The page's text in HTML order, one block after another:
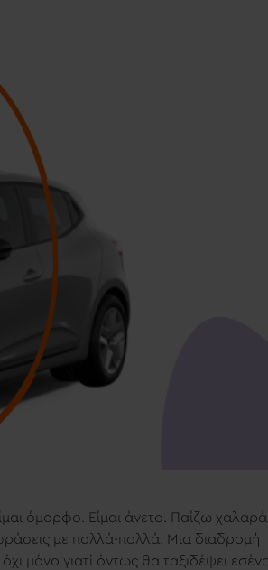
όμορφο. Είμαι άνετο. Παίζω χαλαρά
με πολλά-πολλά. Μια διαδρομή
όχι μόνο γιατί όντως θα ταξιδέψει